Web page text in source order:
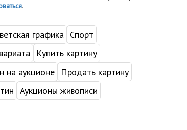
.
графика Спорт
Купить картину
на аукционе
Продать картину
Аукционы живописи